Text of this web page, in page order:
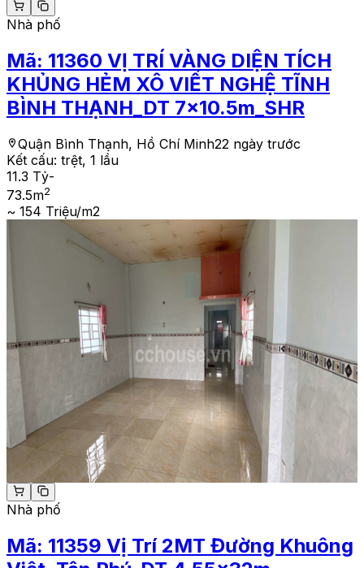
Nhà phố
Mã: 11360 VỊ TRÍ VÀNG DIỆN TÍCH
KHỦNG HẺM XÔ VIẾT NGHỆ TĨNH
BÌNH THẠNH_DT 7x10.5m_SHR
Quận Bình Thạnh, Hồ Chí Minh22 ngày trước
Kết cấu: trệt, 1 lầu
11.3 Tỷ-
73.5m2
~ 154 Triệu/m2
Nhà phố
Mã: 11359 Vị Trí 2MT Đường Khuông